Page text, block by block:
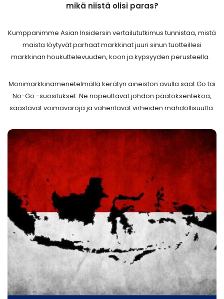
mikä niistä olisi paras?
Kumppanimme Asian Insidersin vertailututkimus tunnistaa, mistä
maista löytyvät parhaat markkinat juuri sinun tuotteillesi
markkinan houkuttelevuuden, koon ja kypsyyden perusteella.
Monimarkkinamenetelmällä kerätyn aineiston avulla saat Go tai
No-Go -suositukset. Ne nopeuttavat johdon päätöksentekoa,
säästävät voimavaroja ja vähentävät virheiden mahdollisuutta.